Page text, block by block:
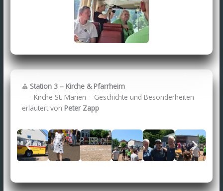
⛪ Station 3 – Kirche & Pfarrheim
– Kirche St. Marien – Geschichte und Besonderheiten
erläutert von Peter Zapp